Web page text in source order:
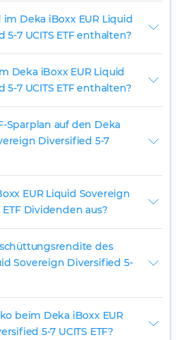
Deka iBoxx EUR Liquid
7 UCITS ETF enthalten?
Deka iBoxx EUR Liquid
7 UCITS ETF enthalten?
Sparplan auf den Deka
Diversified 5-7
EUR Liquid Sovereign
ETF Dividenden aus?
des
Sovereign Diversified 5-
beim Deka iBoxx EUR
5-7 UCITS ETF?